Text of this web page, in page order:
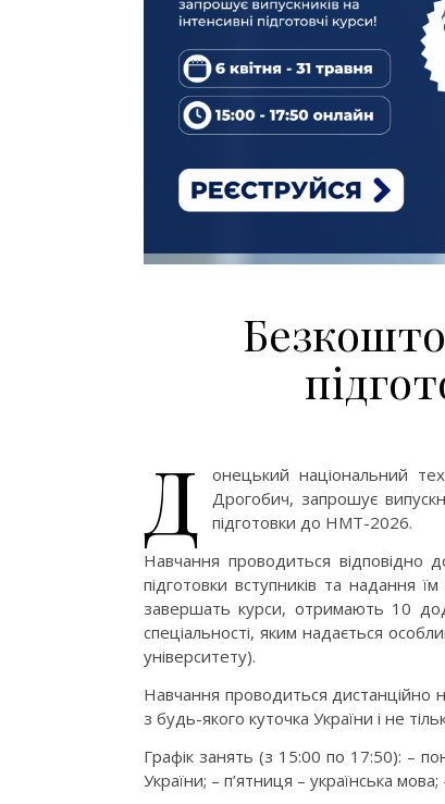
Д
онецький національний
Дрогобич, запрошує
підготовки до НМТ-2026.
Навчання проводиться відповідно
підготовки вступників та надання
завершать курси, отримають 10
спеціальності, яким надається
університету).
Навчання проводиться дистанційно
з будь-якого куточка України і не
Графік занять (з 15:00 по 17:50): –
України; – п’ятниця – українська мова;